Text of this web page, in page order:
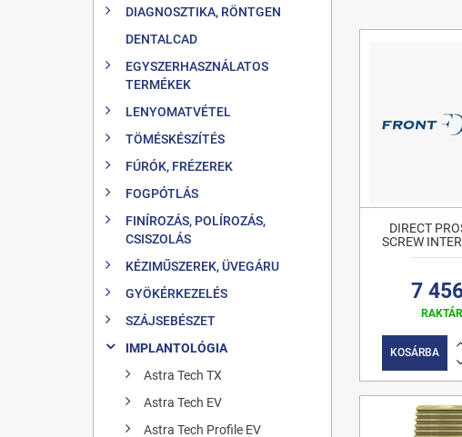
DIAGNOSZTIKA, RÖNTGEN
DENTALCAD
EGYSZERHASZNÁLATOS
TERMÉKEK
LENYOMATVÉTEL
TÖMÉSKÉSZÍTÉS
FÚRÓK, FRÉZEREK
FOGPÓTLÁS
FINÍROZÁS, POLÍROZÁS,
CSISZOLÁS
KÉZIMŰSZEREK, ÜVEGÁRU
GYÖKÉRKEZELÉS
SZÁJSEBÉSZET
IMPLANTOLÓGIA
Astra Tech TX
Astra Tech EV
Astra Tech Profile EV
DIRECT
SCREW
7
KOSÁRBA